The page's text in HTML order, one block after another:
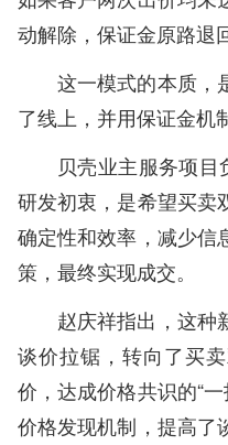
动解除，保证金原路退
这一模式的本质，
了线上，并用保证金机
贝壳业主服务项目
研发初衷，是希望买卖
确定性和效率，减少信
策，最终实现成交。
赵庆祥指出，这种
谈价拉锯，转向了买
价，达成价格共识的“
价格发现机制，提高了